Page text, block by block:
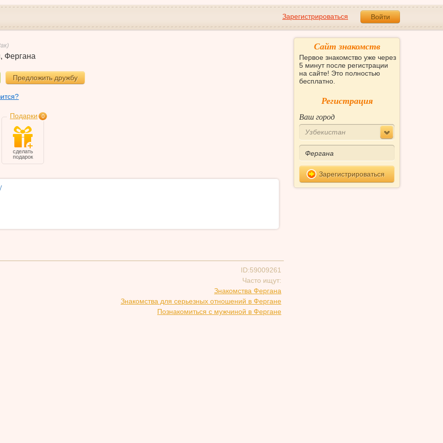
Зарегистрироваться Войти
, Фергана
Предложить дружбу
Подарки 0
сделать
подарок
ID:59009261
Часто ищут:
Знакомства Фергана
Знакомства для серьезных отношений в Фергане
Познакомиться с мужчиной в Фергане
Сайт знакомств
Первое знакомство уже через
5 минут после регистрации
на сайте! Это полностью
бесплатно.
Регистрация
Ваш город
Узбекистан
Зарегистрироваться